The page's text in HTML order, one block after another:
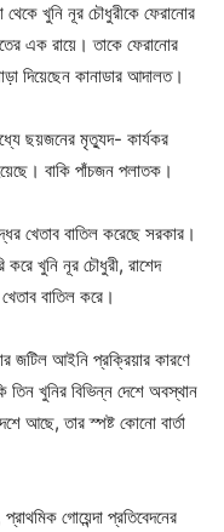
খুনি নূর চৌধুরীকে ফেরানোর
এক রায়ে। তাকে ফেরানোর
দিয়েছেন কানাডার আদালত।
ছয়জনের মৃত্যুদ- কার্যকর
বাকি পাঁচজন পলাতক।
খেতাব বাতিল করেছে সরকার।
খুনি নূর চৌধুরী, রাশেদ
বাতিল করে।
জটিল আইনি প্রক্রিয়ার কারণে
তিন খুনির বিভিন্ন দেশে অবস্থান
আছে, তার স্পষ্ট কোনো বার্তা
গোয়েন্দা প্রতিবেদনের